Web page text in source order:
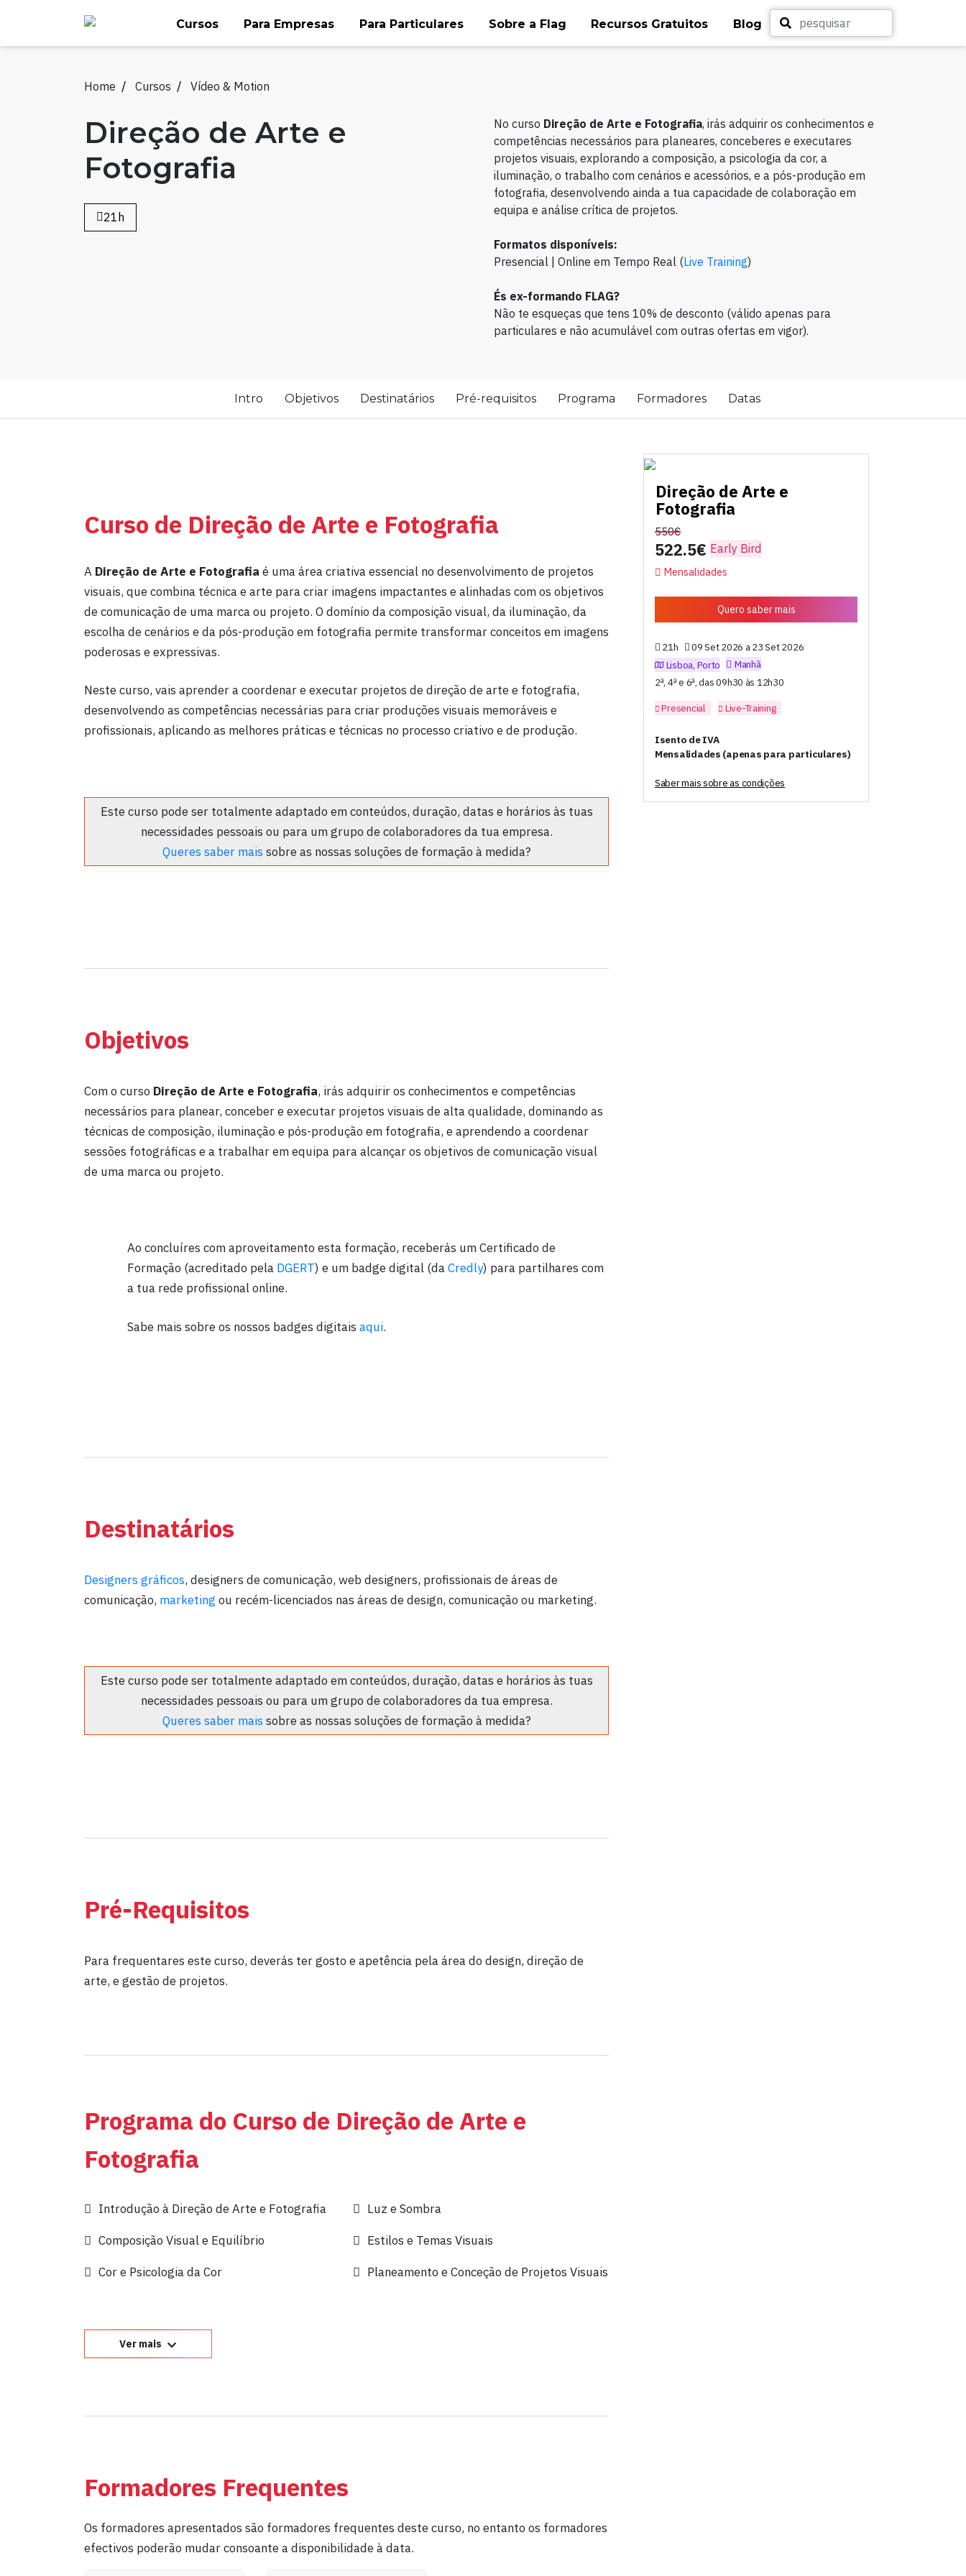
content
Cursos Para Empresas Para Particulares Sobre a Flag Recursos Gratuitos Blog
Home Cursos Vídeo & Motion
Direção de Arte e
Fotografia
21h
No curso Direção de Arte e Fotografia, irás adquirir os conhecimentos e
competências necessários para planeares, conceberes e executares
projetos visuais, explorando a composição, a psicologia da cor, a
iluminação, o trabalho com cenários e acessórios, e a pós-produção em
fotografia, desenvolvendo ainda a tua capacidade de colaboração em
equipa e análise crítica de projetos.
Formatos disponíveis:
Presencial | Online em Tempo Real (Live Training)
És ex-formando FLAG?
Não te esqueças que tens 10% de desconto (válido apenas para
particulares e não acumulável com outras ofertas em vigor).
Intro Objetivos Destinatários Pré-requisitos Programa Formadores Datas
Curso de Direção de Arte e Fotografia
A Direção de Arte e Fotografia é uma área criativa essencial no desenvolvimento de projetos
visuais, que combina técnica e arte para criar imagens impactantes e alinhadas com os objetivos
de comunicação de uma marca ou projeto. O domínio da composição visual, da iluminação, da
escolha de cenários e da pós-produção em fotografia permite transformar conceitos em imagens
poderosas e expressivas.
Neste curso, vais aprender a coordenar e executar projetos de direção de arte e fotografia,
desenvolvendo as competências necessárias para criar produções visuais memoráveis e
profissionais, aplicando as melhores práticas e técnicas no processo criativo e de produção.
Este curso pode ser totalmente adaptado em conteúdos, duração, datas e horários às tuas
necessidades pessoais ou para um grupo de colaboradores da tua empresa.
Queres saber mais sobre as nossas soluções de formação à medida?
Objetivos
Com o curso Direção de Arte e Fotografia, irás adquirir os conhecimentos e competências
necessários para planear, conceber e executar projetos visuais de alta qualidade, dominando as
técnicas de composição, iluminação e pós-produção em fotografia, e aprendendo a coordenar
sessões fotográficas e a trabalhar em equipa para alcançar os objetivos de comunicação visual
de uma marca ou projeto.
Ao concluíres com aproveitamento esta formação, receberás um Certificado de
Formação (acreditado pela DGERT) e um badge digital (daCredly) para partilhares com
a tua rede profissional online.
Sabe mais sobre os nossos badges digitais aqui.
Destinatários
Designers gráficos, designers de comunicação, web designers, profissionais de áreas de
comunicação, marketing ou recém-licenciados nas áreas de design, comunicação ou marketing.
Este curso pode ser totalmente adaptado em conteúdos, duração, datas e horários às tuas
necessidades pessoais ou para um grupo de colaboradores da tua empresa.
Queres saber mais sobre as nossas soluções de formação à medida?
Pré-Requisitos
Para frequentares este curso, deverás ter gosto e apetência pela área do design, direção de
arte, e gestão de projetos.
Programa do Curso de Direção de Arte e
Fotografia
Introdução à Direção de Arte e Fotografia
Composição Visual e Equilíbrio
Cor e Psicologia da Cor
Luz e Sombra
Estilos e Temas Visuais
Planeamento e Conceção de Projetos Visuais
Ver mais
Formadores Frequentes
Os formadores apresentados são formadores frequentes deste curso, no entanto os formadores
efectivos poderão mudar consoante a disponibilidade à data.
Direção de Arte e
Fotografia
550€
522.5€ Early Bird
Mensalidades
Quero saber mais
21h
09 Set 2026 a 23 Set 2026
Lisboa, Porto
Manhã
2ª, 4ª e 6ª, das 09h30 às 12h30
Presencial
Live-Training
Isento de IVA
Mensalidades (apenas para particulares)
Saber mais sobre as condições